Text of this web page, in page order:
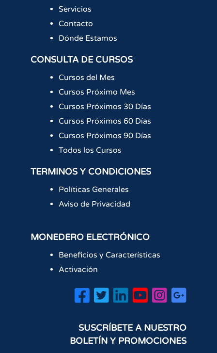
Servicios
Contacto
Dónde Estamos
CONSULTA DE CURSOS
Cursos del Mes
Cursos Próximo Mes
Cursos Próximos 30 Días
Cursos Próximos 60 Días
Cursos Próximos 90 Días
Todos los Cursos
TERMINOS Y CONDICIONES
Políticas Generales
Aviso de Privacidad
MONEDERO ELECTRÓNICO
Beneficios y Características
Activación
SUSCRÍBETE A NUESTRO
BOLETÍN Y PROMOCIONES